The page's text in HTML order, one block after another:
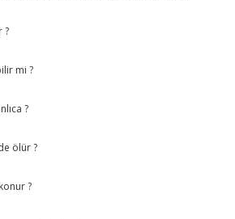
?
mi ?
?
ölür ?
?